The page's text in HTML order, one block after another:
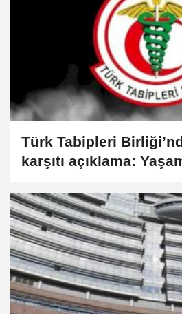
Türk Tabipleri
karşıtı açıklama:
savunucusuyuz